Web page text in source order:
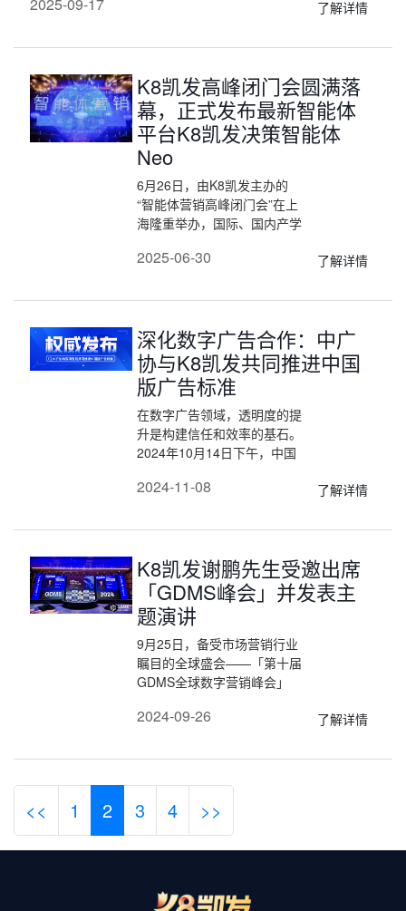
先生围绕“AI与人类：对立，还是共生？
解析了AI在汽车营销领域的实践路径与进化
发展的核心驱动力。
了解详情
K8凯发高峰闭门会圆满落
幕，正式发布最新智能体
平台K8凯发决策智能体
Neo
6月26日，由K8凯发主办的
“智能体营销高峰闭门会”在上
海隆重举办，国际、国内产学
消、美妆、奢侈品、保健与医
销高管及合作伙伴齐聚一堂，
地”的主题进行深度探讨，K8
凯发在此次会议上重磅发布了
旗下最新AI智能体平台——K8
凯发决策智能体 Neo。K8凯
发决策智能体 Neo覆盖了从
AI+CRM、销售、客服等10余
个核心市场和销售场景，标志
到落地的新时代。
2025-06-30 了解详情
深化数字广告合作：中广
协与K8凯发共同推进中国
版广告标准
在数字广告领域，透明度的提
升是构建信任和效率的基石。
2024年10月14日下午，中国
协”）成功举行了“数字广告标
讨会。作为数字广告领域的领
邀请参与此次重要会议，公司
代表媒介采购负责人赖春华女
士、产品总监张国鹏先生以及
出席了会议，并积极支持中广
协推动中国版 ads.txt/app-
ads.txt 和 sellers.json 标准的
制定工作，共同促进中国广告
2024-11-08 了解详情
K8凯发谢鹏先生受邀出席
「GDMS峰会」并发表主
题演讲
9月25日，备受市场营销行业
瞩目的全球盛会——「第十届
GDMS全球数字营销峰会」
Marketing Summit）在上海
发联合创始人兼COO谢鹏先
球范围内极具影响力的市场营
销领袖共赴GDMS十年之约，
面向5000名参会的营销人发
长的AI营销决策能力建设”精
2024-09-26 了解详情
<< 1 2 3 4 >>